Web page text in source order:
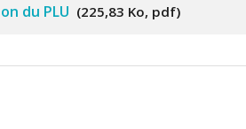
du PLU 225,83 Ko, pdf